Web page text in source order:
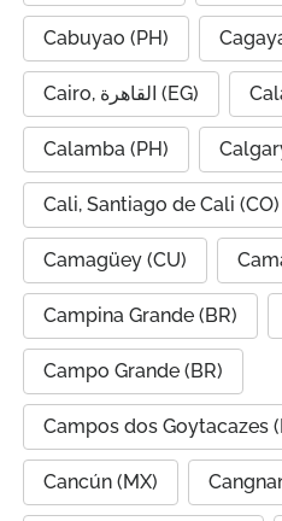
Cabuyao (PH)
Cairo, القاهرة (EG)
Calamba (PH)
Cali, Santiago de Cali (CO)
Camagüey (CU)
Campina Grande (BR)
Campo Grande (BR)
Campos dos Goytacazes
Cancún (MX)